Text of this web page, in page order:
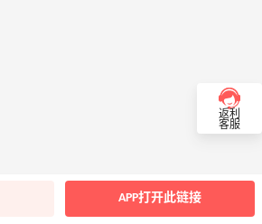
返利
客服
APP打开此链接